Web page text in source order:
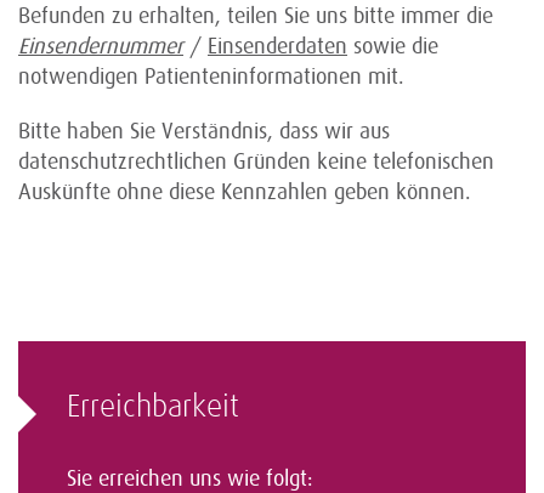
Befunden zu erhalten, teilen Sie uns bitte immer die
Einsendernummer/ Einsenderdaten sowie die
notwendigen Patienteninformationen mit.
Bitte haben Sie Verständnis, dass wir aus
datenschutzrechtlichen Gründen keine telefonischen
Auskünfte ohne diese Kennzahlen geben können.
Erreichbarkeit
Sie erreichen uns wie folgt: